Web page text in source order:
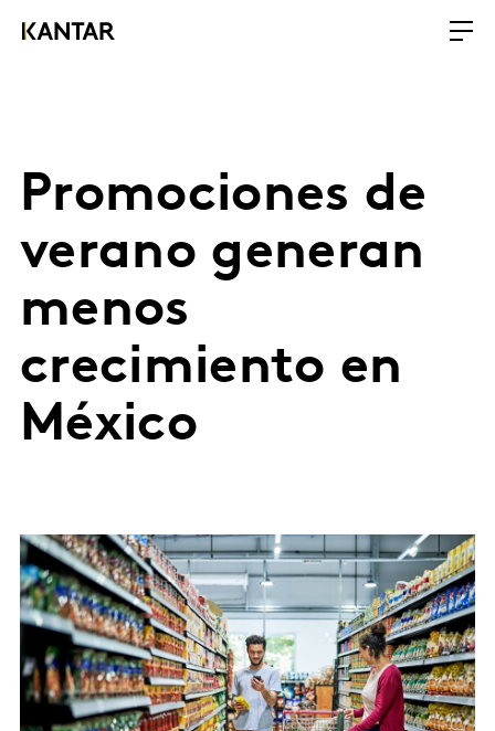
Promociones de
verano generan
menos
crecimiento en
México